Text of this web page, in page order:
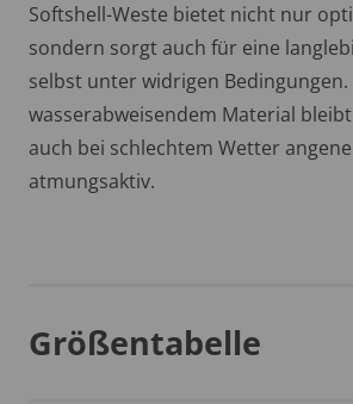
Softshell-Weste bietet nicht nur
sondern sorgt auch für eine
selbst unter widrigen
wasserabweisendem Material
auch bei schlechtem Wetter
atmungsaktiv.
Größentabelle